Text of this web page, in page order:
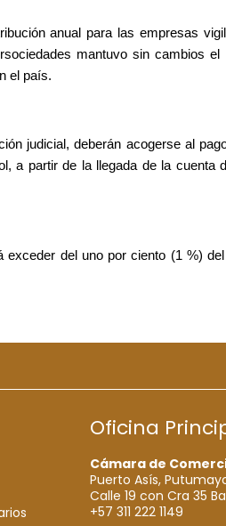
anual para las empresas
mantuvo sin cambios el
el país.
judicial, deberán acogerse al
a partir de la llegada de la cuenta
del uno por ciento (1 %)
Oficina
Cámara de
Puerto Asís,
Calle 19 con Cra 35
+57 311 222 1149